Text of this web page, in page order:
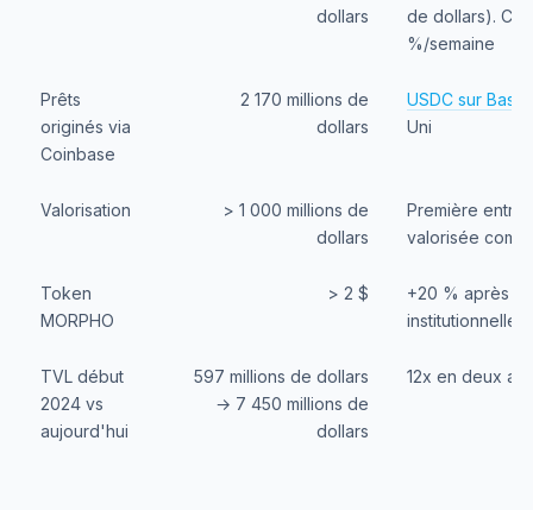
dollars
de dollars).
%/semaine
Prêts
originés via
Coinbase
2 170 millions de
dollars
USDC sur Base
Uni
Valorisation
> 1 000 millions de
dollars
Première
valorisée
Token
MORPHO
> 2 $
+20 % après
institutionnelles
TVL début
2024 vs
aujourd'hui
597 millions de dollars
→ 7 450 millions de
dollars
12x en deux ans